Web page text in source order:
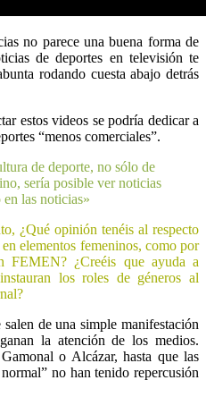
no parece una buena forma de
de deportes en televisión te
rodando cuesta abajo detrás
estos videos se podría dedicar a
“menos comerciales”.
de deporte, no sólo de
sería posible ver noticias
las noticias»
¿Qué opinión tenéis al respecto
elementos femeninos, como por
FEMEN? ¿Creéis que ayuda a
los roles de géneros al
de una simple manifestación
la atención de los medios.
o Alcázar, hasta que las
no han tenido repercusión